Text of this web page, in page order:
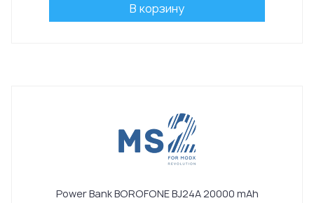
В корзину
Power Bank BOROFONE BJ24A 20000 mAh